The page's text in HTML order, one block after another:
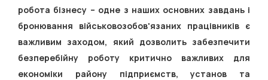
робота бізнесу – одне з наших основних завдань і
бронювання військовозобов'язаних працівників є
важливим заходом, який дозволить забезпечити
безперебійну роботу критично важливих для
економіки району підприємств, установ та